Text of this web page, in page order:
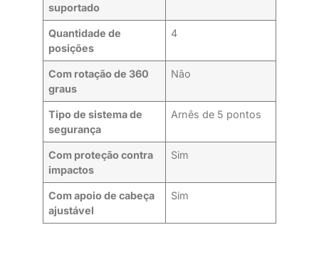
suportado
Quantidade de
posições
4
Com rotação de 360
graus
Não
Tipo de sistema de
segurança
Arnês de 5 pontos
Com proteção contra
impactos
Sim
Com apoio de cabeça
ajustável
Sim